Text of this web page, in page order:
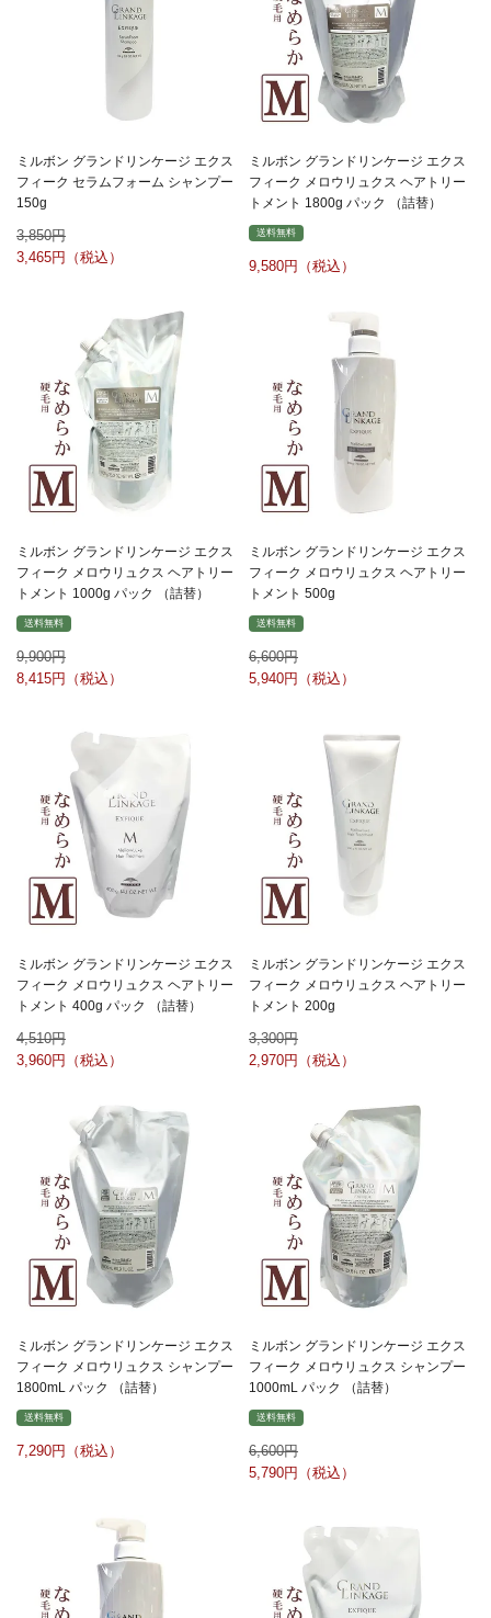
ミルボン グランドリンケージ エクス
フィーク セラムフォーム シャンプー
150g
3,850
3,465
ミルボン グランドリンケージ エクス
フィーク メロウリュクス ヘアトリー
トメント 1800g パック （詰替）
送料無料
9,580
ミルボン グランドリンケージ エクス
フィーク メロウリュクス ヘアトリー
トメント 1000g パック （詰替）
送料無料
9,900
8,415
ミルボン グランドリンケージ エクス
フィーク メロウリュクス ヘアトリー
トメント 500g
送料無料
6,600
5,940
ミルボン グランドリンケージ エクス
フィーク メロウリュクス ヘアトリー
トメント 400g パック （詰替）
4,510
3,960
ミルボン グランドリンケージ エクス
フィーク メロウリュクス ヘアトリー
トメント 200g
3,300
2,970
ミルボン グランドリンケージ エクス
フィーク メロウリュクス シャンプー
1800mL パック （詰替）
送料無料
7,290
ミルボン グランドリンケージ エクス
フィーク メロウリュクス シャンプー
1000mL パック （詰替）
送料無料
6,600
5,790